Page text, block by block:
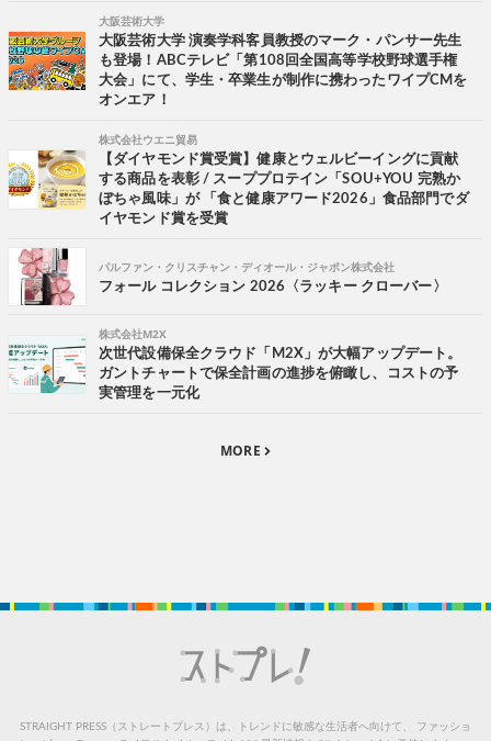
大阪芸術大学
大阪芸術大学 演奏学科客員教授のマーク・パンサー先生
も登場！ABCテレビ「第108回全国高等学校野球選手権
大会」にて、学生・卒業生が制作に携わったワイプCMを
オンエア！
株式会社ウエニ貿易
【ダイヤモンド賞受賞】健康とウェルビーイングに貢献
する商品を表彰 / スーププロテイン「SOU+YOU 完熟か
ぼちゃ風味」が 「食と健康アワード2026」食品部門でダ
イヤモンド賞を受賞
パルファン・クリスチャン・ディオール・ジャポン株式会社
フォール コレクション 2026〈ラッキー クローバー〉
株式会社M2X
次世代設備保全クラウド「M2X」が大幅アップデート。
ガントチャートで保全計画の進捗を俯瞰し、コストの予
実管理を一元化
MORE
STRAIGHT PRESS（ストレートプレス）は、トレンドに敏感な生活者へ向けて、
ファッショ